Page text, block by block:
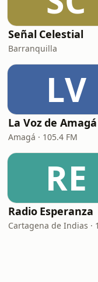
Señal Celestial
Barranquilla
LV
La Voz de Amagá
Amagá · 105.4 FM
RE
Radio Esperanza